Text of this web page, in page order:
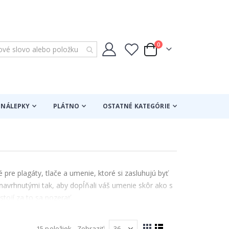
Cart
0položky
NÁLEPKY PLÁTNO OSTATNÉ KATEGÓRIE
plagáty, tlače a umenie, ktoré si zasluhujú byť
tak, aby dopĺňali váš umenie skôr ako s
za to sa pozerať.
na to, aby obstála ako samostatný hlavný kus, a